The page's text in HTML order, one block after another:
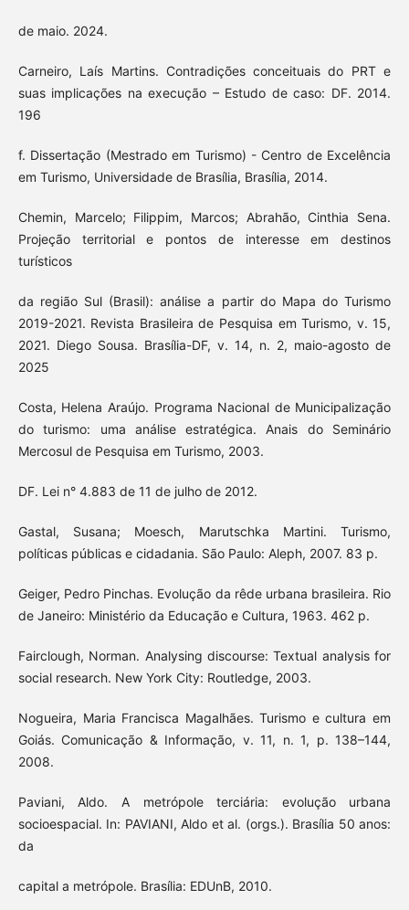
de maio. 2024.
Carneiro, Laís Martins. Contradições conceituais do PRT e
suas implicações na execução – Estudo de caso: DF. 2014.
196
f. Dissertação (Mestrado em Turismo) - Centro de Excelência
em Turismo, Universidade de Brasília, Brasília, 2014.
Chemin, Marcelo; Filippim, Marcos; Abrahão, Cinthia Sena.
Projeção territorial e pontos de interesse em destinos
turísticos
da região Sul (Brasil): análise a partir do Mapa do Turismo
2019-2021. Revista Brasileira de Pesquisa em Turismo, v. 15,
2021. Diego Sousa. Brasília-DF, v. 14, n. 2, maio-agosto de
2025
Costa, Helena Araújo. Programa Nacional de Municipalização
do turismo: uma análise estratégica. Anais do Seminário
Mercosul de Pesquisa em Turismo, 2003.
DF. Lei n° 4.883 de 11 de julho de 2012.
Gastal, Susana; Moesch, Marutschka Martini. Turismo,
políticas públicas e cidadania. São Paulo: Aleph, 2007. 83 p.
Geiger, Pedro Pinchas. Evolução da rêde urbana brasileira. Rio
de Janeiro: Ministério da Educação e Cultura, 1963. 462 p.
Fairclough, Norman. Analysing discourse: Textual analysis for
social research. New York City: Routledge, 2003.
Nogueira, Maria Francisca Magalhães. Turismo e cultura em
Goiás. Comunicação & Informação, v. 11, n. 1, p. 138–144,
2008.
Paviani, Aldo. A metrópole terciária: evolução urbana
socioespacial. In: PAVIANI, Aldo et al. (orgs.). Brasília 50 anos:
da
capital a metrópole. Brasília: EDUnB, 2010.